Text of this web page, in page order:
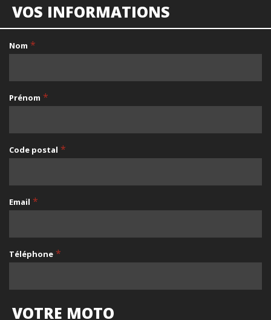
VOS INFORMATIONS
Nom *
Prénom *
Code postal *
Email *
Téléphone *
VOTRE MOTO